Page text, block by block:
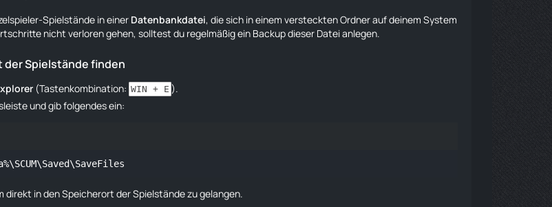
Spielstände in einer Datenbankdatei, die sich in einem versteckten Ordner auf deinem System
nicht verloren gehen, solltest du regelmäßig ein Backup dieser Datei anlegen.
der Spielstände finden
(Tastenkombination: WIN + E ).
und gib folgendes ein:
direkt in den Speicherort der Spielstände zu gelangen.